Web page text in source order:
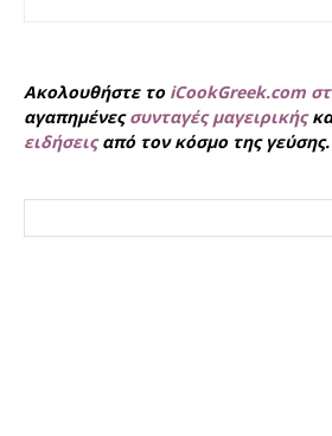
Ακολουθήστε το iCookGreek.com
αγαπημένεςσυνταγές μαγειρικής
ειδήσειςαπό τον κόσμο της γεύσης.